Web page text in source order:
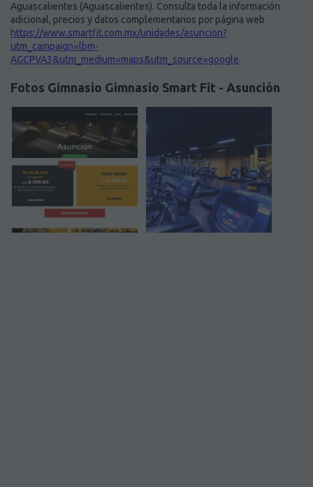
Aguascalientes (Aguascalientes). Consulta toda la información
adicional, precios y datos complementarios por página web
https://www.smartfit.com.mx/unidades/asuncion?
utm_campaign=lbm-
AGCPVA3&utm_medium=maps&utm_source=google.
Fotos Gimnasio Gimnasio Smart Fit - Asunción